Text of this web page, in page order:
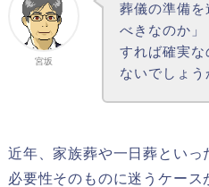
宮坂
葬儀の準備
べきなのか
すれば確実
ないでしょう
近年、家族葬や一日葬とい
必要性そのものに迷うケース